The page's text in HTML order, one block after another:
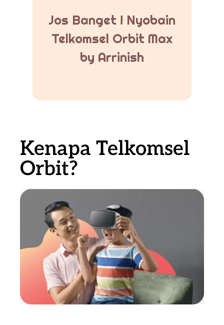
Jos Banget ! Nyobain
Telkomsel Orbit Max
by Arrinish
Kenapa Telkomsel
Orbit?